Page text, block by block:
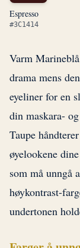
Espresso
#3C1414
Varm
drama mens
eyeliner for en
din maskara-
Taupe
øyelookene
som må unngå
høykontrast-
undertonen